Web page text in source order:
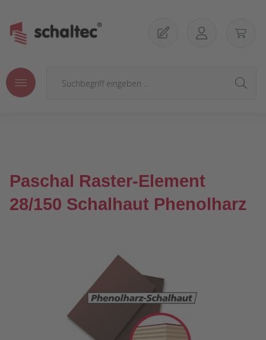
Paschal Raster-Element
28/150 Schalhaut Phenolharz
Bildergalerie überspringen